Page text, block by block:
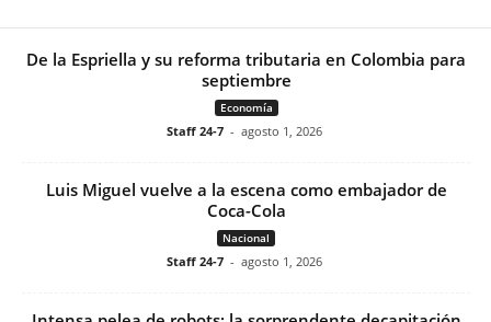
De la Espriella y su reforma tributaria en Colombia para
septiembre
Economía
Staff 24-7 - agosto 1, 2026
Luis Miguel vuelve a la escena como embajador de
Coca-Cola
Nacional
Staff 24-7 - agosto 1, 2026